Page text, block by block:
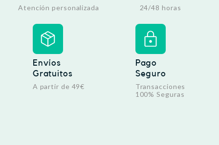
Atención personalizada 24/48 horas
Envíos
Gratuitos
A partir de 49€
Pago
Seguro
Transacciones
100% Seguras